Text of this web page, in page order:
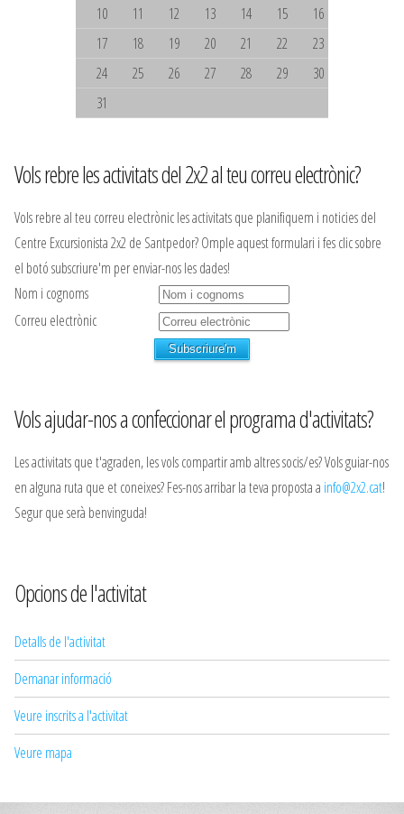
10
11 12 13 14 15
16
17
18 19 20 21 22
23
24
25 26 27 28 29
30
31
Vols rebre les activitats del 2x2 al teu correu electrònic?
Vols rebre al teu correu electrònic les activitats que planifiquem i noticies del
Centre Excursionista 2x2 de Santpedor? Omple aquest formulari i fes clic sobre
el botó subscriure'm per enviar-nos les dades!
Nom i cognoms
Correu electrònic
Vols ajudar-nos a confeccionar el programa d'activitats?
Les activitats que t'agraden, les vols compartir amb altres socis/es? Vols guiar-nos
en alguna ruta que et coneixes? Fes-nos arribar la teva proposta a info@2x2.cat!
Segur que serà benvinguda!
Opcions de l'activitat
Detalls de l'activitat
Demanar informació
Veure inscrits a l'activitat
Veure mapa